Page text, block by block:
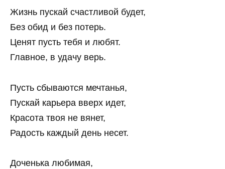
Жизнь пускай счастливой будет,
Без обид и без потерь.
Ценят пусть тебя и любят.
Главное, в удачу верь.
Пусть сбываются мечтанья,
Пускай карьера вверх идет,
Красота твоя не вянет,
Радость каждый день несет.
Доченька любимая,